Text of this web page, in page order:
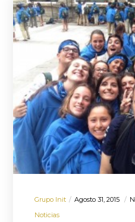
Grupo Init Agosto 31, 2015
Noticias